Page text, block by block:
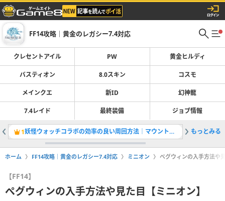
FF14攻略｜黄金のレガシー7.4対応
クレセントアイル PW 黄金ヒルディ
バスティオン 8.0スキン コスモ
メインクエ 新ID 幻神龍
7.4レイド 最終装備 ジョブ情報
1 妖怪ウォッチコラボの効率の良い周回方法｜マウントや武器情報 2
もっとみる
ホーム FF14攻略｜黄金のレガシー7.4対応 ミニオン ぺグウィンの入手方法や
【FF14】
ぺグウィンの入手方法や見た目【ミニオン】